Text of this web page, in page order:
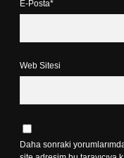
E-Posta*
Web Sitesi
Daha sonraki